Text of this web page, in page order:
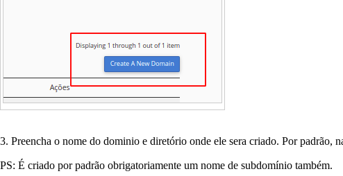
3. Preencha o nome do dominio e diretório onde ele sera criado. Por padrão,
PS: É criado por padrão obrigatoriamente um nome de subdomínio também.